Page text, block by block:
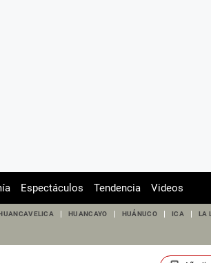
Espectáculos Tendencia Videos
HUANCAYO HUÁNUCO ICA LA